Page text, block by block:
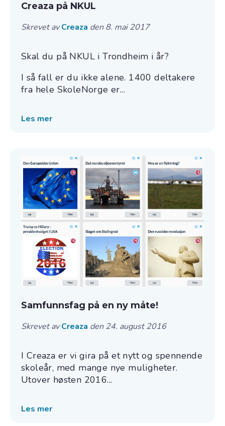
Creaza på NKUL
Skrevet avCreaza den 8. mai 2017
Skal du på NKUL i Trondheim i år?
I så fall er du ikke alene. 1400 deltakere
fra hele SkoleNorge er...
Les mer
Samfunnsfag på en ny måte!
Skrevet avCreaza den 24. august 2016
I Creaza er vi gira på et nytt og spennende
skoleår, med mange nye muligheter.
Utover høsten 2016...
Les mer